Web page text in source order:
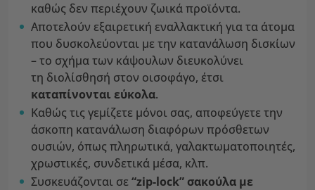
καθώς δεν περιέχουν ζωικά προϊόντα.
Αποτελούν εξαιρετική εναλλακτική για τα άτομα
που δυσκολεύονται με την κατανάλωση δισκίων
– το σχήμα των κάψουλων διευκολύνει
τη διολίσθησή στον οισοφάγο, έτσι
καταπίνονται εύκολα.
Καθώς τις γεμίζετε μόνοι σας, αποφεύγετε την
άσκοπη κατανάλωση διαφόρων πρόσθετων
ουσιών, όπως πληρωτικά, γαλακτωματοποιητές,
χρωστικές, συνδετικά μέσα, κλπ.
Συσκευάζονται σε“zip-lock” σακούλα με